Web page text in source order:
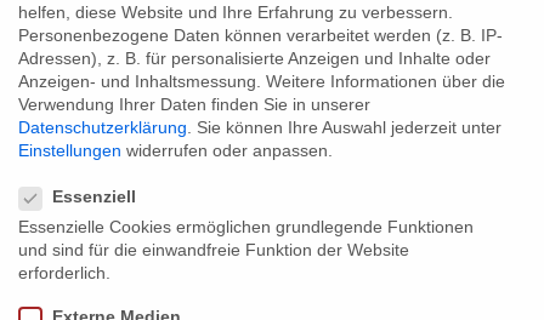
BEFORE THE LAST CURTAIN FALLS
nominated for “Best Documentary” at
Before the Last Curtain Falls
helfen, diese Website und Ihre Erfahrung zu verbessern.
Personenbezogene Daten können verarbeitet werden (z. B. IP-
Adressen), z. B. für personalisierte Anzeigen und Inhalte oder
Anzeigen- und Inhaltsmessung. Weitere Informationen über die
Verwendung Ihrer Daten finden Sie in unserer
Datenschutzerklärung
Sie können Ihre Auswahl jederzeit unter
Einstellungen widerrufen oder anpassen.
Essenziell
Essenzielle Cookies ermöglichen grundlegende Funktionen
und sind für die einwandfreie Funktion der Website
erforderlich.